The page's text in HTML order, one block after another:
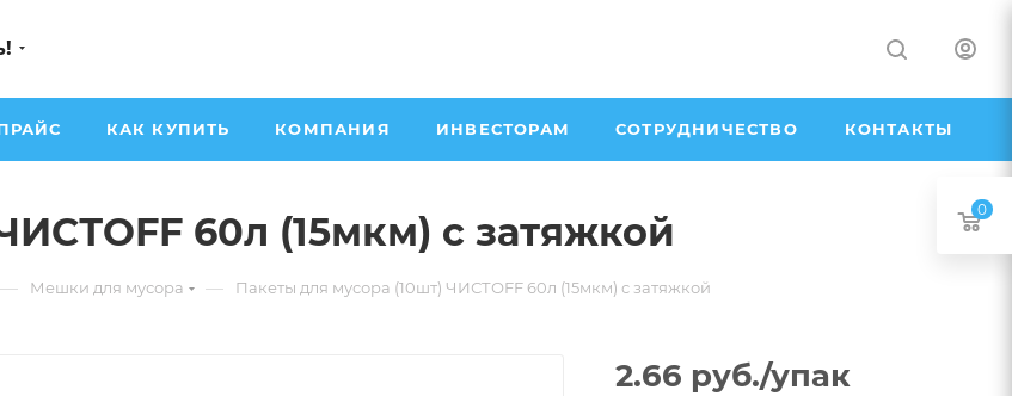
КАК КУПИТЬ КОМПАНИЯ ИНВЕСТОРАМ СОТРУДНИЧЕСТВО КОНТАКТЫ
60л (15мкм) с затяжкой
— Мешки для мусора — Пакеты для мусора (10шт) ЧИСТОFF 60л (15мкм) с затяжкой
2.66 руб./упак
0